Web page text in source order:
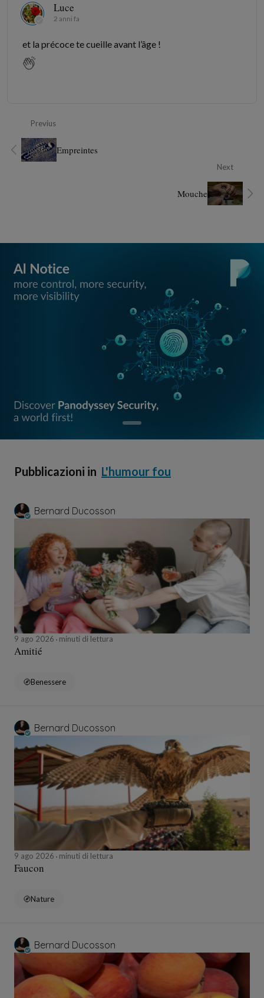
Luce
2 anni fa
et la précoce te cueille avant l’âge !
Previus
Empreintes
Next
Mouche
Pubblicazioni in L'humour fou
Bernard Ducosson
9 ago 2026 minuti di lettura
Amitié
Benessere
Bernard Ducosson
9 ago 2026 minuti di lettura
Faucon
Nature
Bernard Ducosson